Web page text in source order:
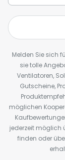
Melden Sie sich
sie tolle
Ventilatoren,
Gutscheine,
möglichen
jederzeit möglich
finden oder